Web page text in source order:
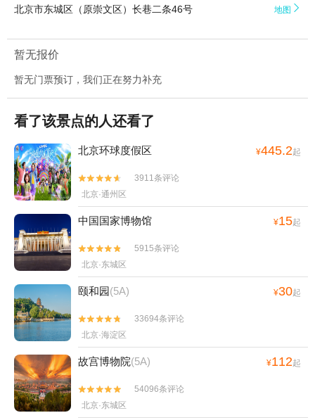
北京市东城区（原崇文区）长巷二条46号 地图 
暂无报价
暂无门票预订，我们正在努力补充
看了该景点的人还看了
北京环球度假区 ¥445.2起


3911条评论
北京·通州区
中国国家博物馆 ¥15起


5915条评论
北京·东城区
颐和园(5A) ¥30起


33694条评论
北京·海淀区
故宫博物院(5A) ¥112起


54096条评论
北京·东城区